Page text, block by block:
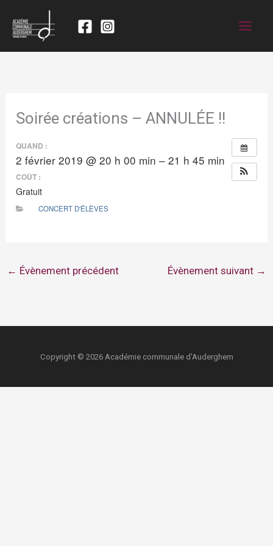
Soirée créations – ANNULÉE !!
QUAND :
2 février 2019 @ 20 h 00 min – 21 h 45 min
COÛT :
Gratuit
CONCERT D'ÉLÈVES
← Évènement précédent Évènement suivant →
Copyright © 2026 Académie communale d'Auderghem